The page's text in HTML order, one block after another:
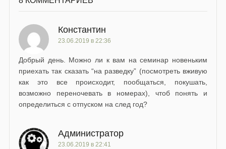
Константин
23.06.2019 в 22:36
Добрый день. Можно ли к вам на семинар новеньким
приехать так сказать “на разведку” (посмотреть вживую
как это все происходит, пообщаться, покушать,
возможно переночевать в номерах), чтоб понять и
определиться с отпуском на след год?
Администратор
23.06.2019 в 22:41